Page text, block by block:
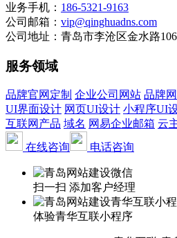
业务手机： 186-5321-9163
公司邮箱： vip@qinghuadns.com
公司地址：青岛市李沧区金水路
服务领域
品牌官网定制 企业公司网站 品牌
UI界面设计 网页UI设计 小程序UI
互联网产品 域名 网易企业邮箱 云
在线咨询
电话咨询
扫一扫 添加客户经理
体验青华互联小程序